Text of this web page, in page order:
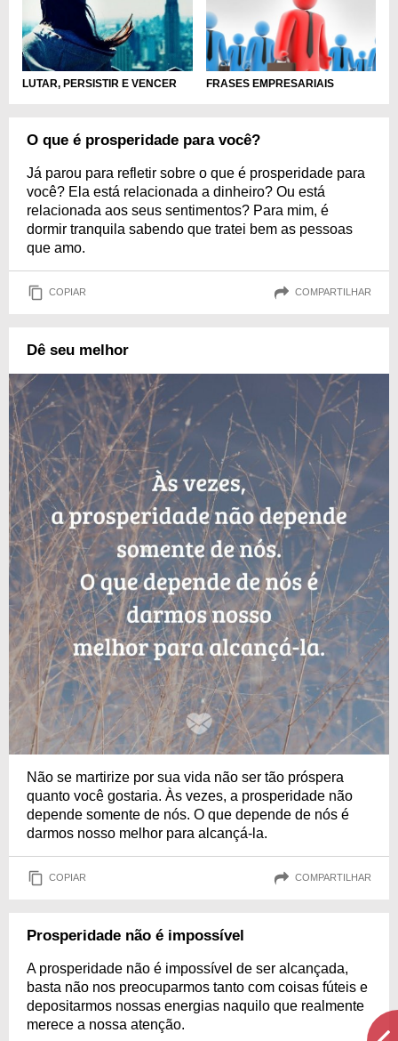
LUTAR, PERSISTIR E VENCER FRASES EMPRESARIAIS
O que é prosperidade para você?
Já parou para refletir sobre o que é prosperidade para
você? Ela está relacionada a dinheiro? Ou está
relacionada aos seus sentimentos? Para mim, é
dormir tranquila sabendo que tratei bem as pessoas
que amo.
COPIAR COMPARTILHAR
Dê seu melhor
Não se martirize por sua vida não ser tão próspera
quanto você gostaria. Às vezes, a prosperidade não
depende somente de nós. O que depende de nós é
darmos nosso melhor para alcançá-la.
COPIAR COMPARTILHAR
Prosperidade não é impossível
A prosperidade não é impossível de ser alcançada,
basta não nos preocuparmos tanto com coisas fúteis e
depositarmos nossas energias naquilo que realmente
merece a nossa atenção.